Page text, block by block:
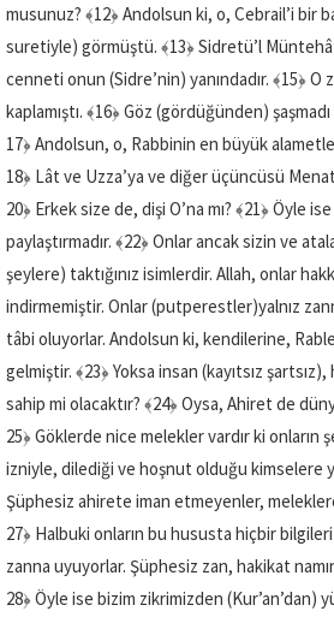
musunuz? ﴾12﴿Andolsun ki, o, Cebrail’i bir
suretiyle) görmüştü. ﴾13﴿Sidretü’l
cenneti onun (Sidre’nin) yanındadır. ﴾15﴿O
kaplamıştı. ﴾16﴿Göz (gördüğünden) şaşmadı
17﴿Andolsun, o, Rabbinin en büyük
18﴿ Lât ve Uzza’ya ve diğer üçüncüsü
20﴿ Erkek size de, dişi O’na mı? ﴾21﴿Öyle
paylaştırmadır. ﴾22﴿Onlar ancak sizin ve
şeylere) taktığınız isimlerdir. Allah, onlar
indirmemiştir. Onlar (putperestler)yalnız
tâbi oluyorlar. Andolsun ki, kendilerine,
gelmiştir. ﴾23﴿Yoksa insan (kayıtsız
sahip mi olacaktır? ﴾24﴿Oysa, Ahiret de
25﴿Göklerde nice melekler vardır ki onların
izniyle, dilediği ve hoşnut olduğu kimselere
Şüphesiz ahirete iman etmeyenler,
27﴿ Halbuki onların bu hususta hiçbir
zanna uyuyorlar. Şüphesiz zan, hakikat
28﴿Öyle ise bizim zikrimizden (Kur’an’dan)